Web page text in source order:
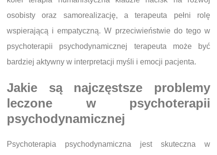
osobisty oraz samorealizację, a terapeuta pełni rolę
wspierającą i empatyczną. W przeciwieństwie do tego w
psychoterapii psychodynamicznej terapeuta może być
bardziej aktywny w interpretacji myśli i emocji pacjenta.
Jakie są najczęstsze problemy
leczone w psychoterapii
psychodynamicznej
Psychoterapia psychodynamiczna jest skuteczna w